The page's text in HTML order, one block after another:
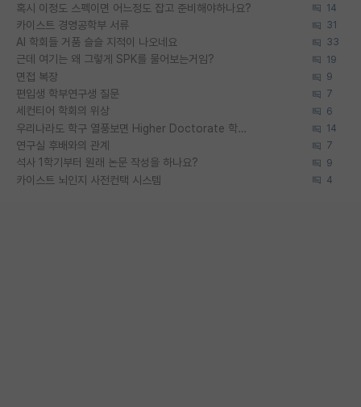
혹시 이정도 스펙이면 어느정도 잡고 준비해야하나요? 14
카이스트 경영공학부 서류 31
AI 학회들 거품 슬슬 지적이 나오네요 33
근데 여기는 왜 그렇게 SPK를 물어보는거임? 19
면접 복장 9
편입생 학부연구생 질문 7
세컨티어 학회의 위상 6
우리나라도 학구 열풍보면 Higher Doctorate 학위가 필요하다고 봅니다. 14
연구실 후배와의 관계 7
석사 1학기부터 원래 논문 작성을 하나요? 9
카이스트 뇌인지 사전컨택 시스템 4